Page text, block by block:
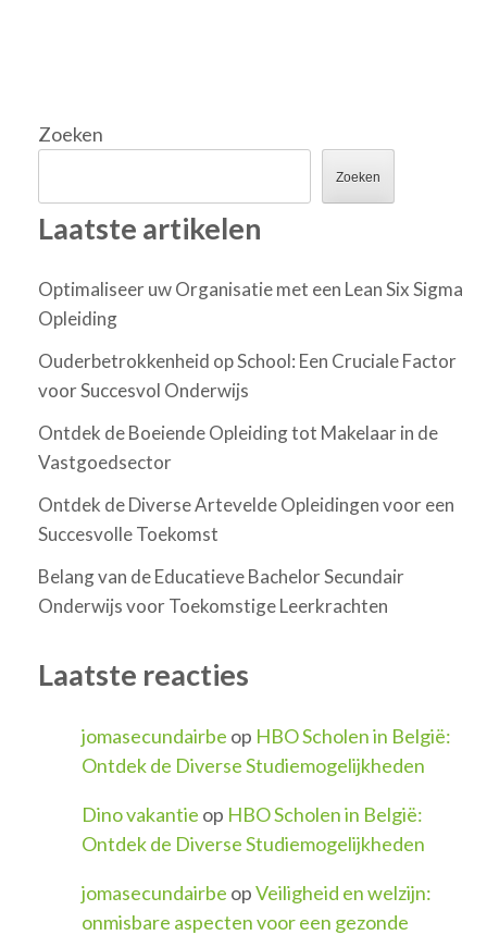
Zoeken
Zoeken
Laatste artikelen
Optimaliseer uw Organisatie met een Lean Six Sigma
Opleiding
Ouderbetrokkenheid op School: Een Cruciale Factor
voor Succesvol Onderwijs
Ontdek de Boeiende Opleiding tot Makelaar in de
Vastgoedsector
Ontdek de Diverse Artevelde Opleidingen voor een
Succesvolle Toekomst
Belang van de Educatieve Bachelor Secundair
Onderwijs voor Toekomstige Leerkrachten
Laatste reacties
jomasecundairbe op HBO Scholen in België:
Ontdek de Diverse Studiemogelijkheden
Dino vakantie op HBO Scholen in België:
Ontdek de Diverse Studiemogelijkheden
jomasecundairbe opVeiligheid en welzijn:
onmisbare aspecten voor een gezonde